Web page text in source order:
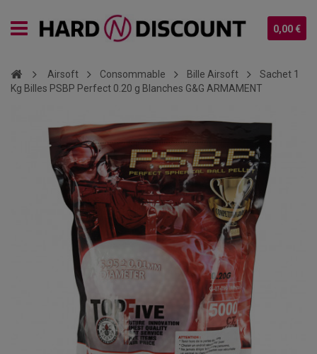
0,00 €
Airsoft Consommable Bille Airsoft
Sachet 1
Kg Billes PSBP Perfect 0.20 g Blanches G&G ARMAMENT